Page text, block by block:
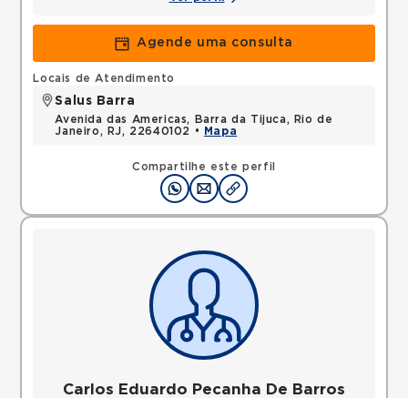
Agende uma consulta
Compartilhe este perfil
Locais de Atendimento
Salus Barra
Avenida das Americas, Barra da Tijuca, Rio de
Janeiro, RJ, 22640102 •
Mapa
Carlos Eduardo Pecanha De Barros